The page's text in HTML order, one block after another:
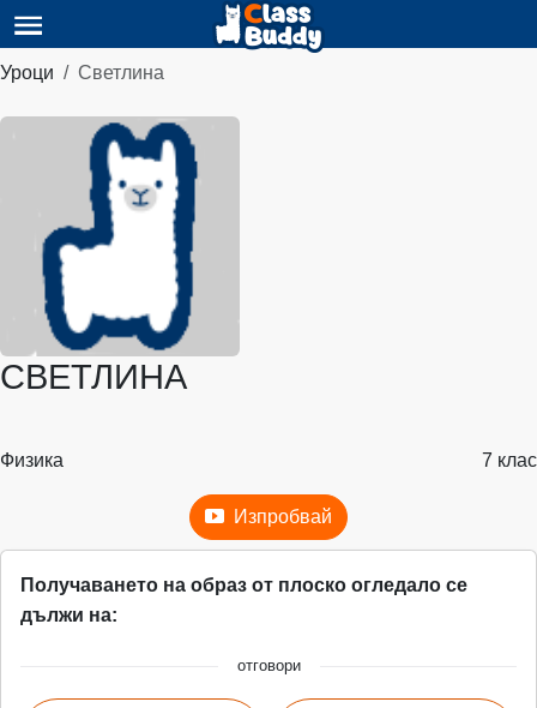
Уроци Светлина
СВЕТЛИНА
Физика 7 клас
Изпробвай
Получаването на образ от плоско огледало се
дължи на:
отговори